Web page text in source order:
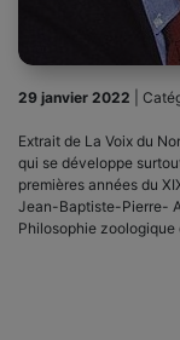
29 janvier 2022
Extrait de La Voix du
qui se développe
premières années du
Jean-Baptiste-Pierre-
Philosophie